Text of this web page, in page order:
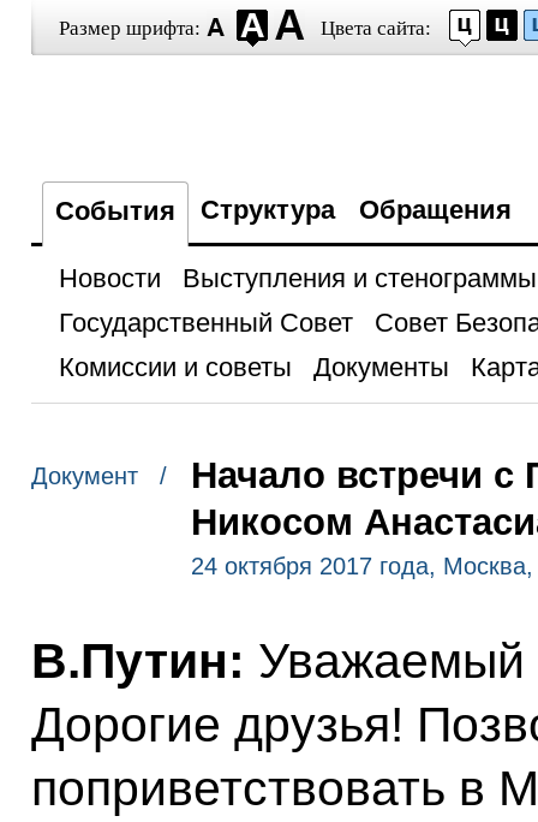
Размер шрифта: Цвета сайта:
События Структура Обращения
Новости
Выступления и стенограммы
Государственный Совет
Совет
Комиссии и советы
Документы
Документ /
Начало встречи с
Никосом
24 октября 2017 года,
В.Путин: Уважаемый
Дорогие друзья!
поприветствовать в